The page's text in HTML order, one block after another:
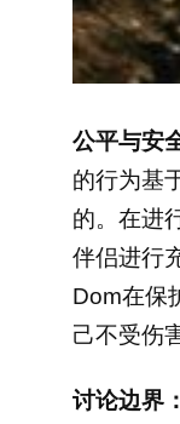
公平与安
的行为基
的。在进
伴侣进行
Dom在保
己不受伤
讨论边界：